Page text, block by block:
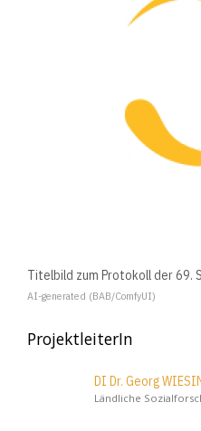
Titelbild zum Protokoll der 69.
AI-generated (BAB/ComfyUI)
ProjektleiterIn
DI Dr. Georg
Ländliche